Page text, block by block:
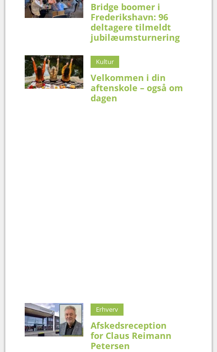
Bridge boomer i
Frederikshavn: 96
deltagere tilmeldt
jubilæumsturnering
Kultur
Velkommen i din
aftenskole – også om
dagen
Erhverv
Afskedsreception
for Claus Reimann
Petersen